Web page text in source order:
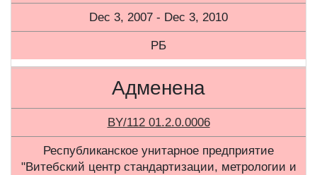
Dec 3, 2007 - Dec 3, 2010
РБ
Адменена
BY/112 01.2.0.0006
Республиканское унитарное предприятие
"Витебский центр стандартизации, метрологии и